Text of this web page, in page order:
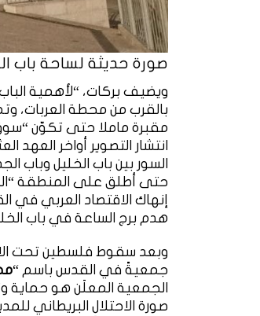
صورة حديثة لساحة باب
ويضيف بركات، “لأهمية
بالقرب من محطة العربات،
مقبرة ماملا حتى تكوّن
انتشار التصوير أواخر
حتى أطلق على المنطقة
إنهاك الاقتصاد العربي في
هدم برج الساعة في باب
جمعيةً في القدس باسم “
الجمعية المعلَن هو حماية
صورة الاحتلال البريطاني